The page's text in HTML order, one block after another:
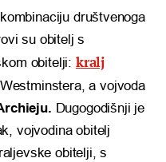
društvenoga
su obitelj s
obitelji: kralj
a vojvoda
Dugogodišnji je
vojvodina obitelj
obitelji, s